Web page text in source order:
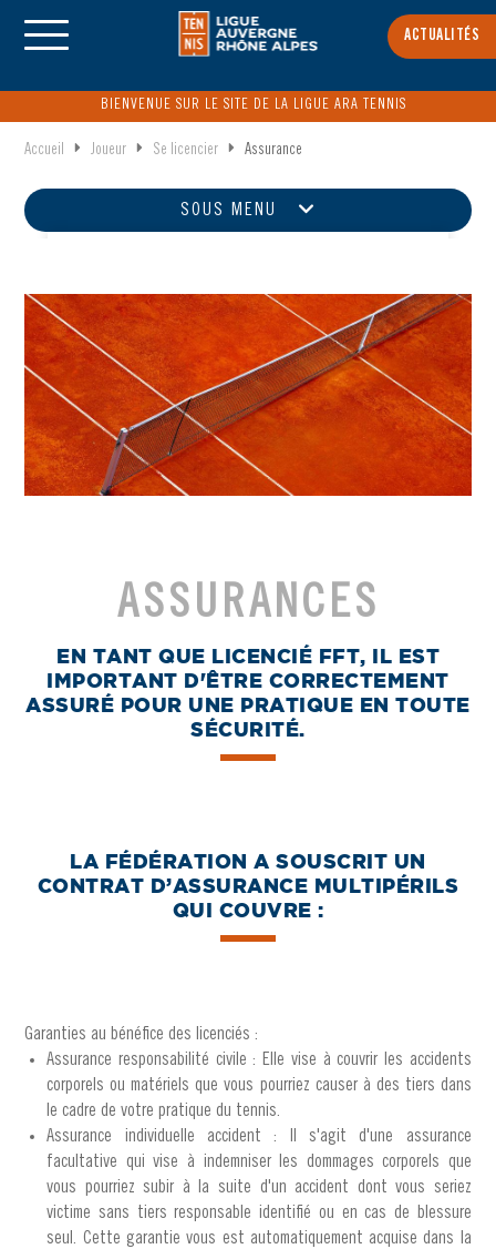
ACTUALITÉS
BIENVENUE SUR LE SITE DE LA LIGUE ARA TENNIS
Accueil Joueur Se licencier Assurance
SOUS MENU
Les licences Assurance Certificat médical
TENNIS
CENTRE FÉDÉRAL ET RÉGIONAL D'ENTRAINEMENT
PADEL
BEACH TENNIS
PICKLEBALL
Trophées des actions solidaires Tennis santé
TROUVER UN CLUB (TENUP)
OFFRE GROUPAMA
OFFRE BNP PARIBAS
ASSURANCES
EN TANT QUE LICENCIÉ FFT, IL EST
IMPORTANT D'ÊTRE CORRECTEMENT
ASSURÉ POUR UNE PRATIQUE EN TOUTE
SÉCURITÉ.​
LA FÉDÉRATION A SOUSCRIT UN
CONTRAT D’ASSURANCE MULTIPÉRILS
QUI COUVRE :​
Garanties au bénéfice des licenciés :
Assurance responsabilité civile : Elle vise à couvrir les accidents
corporels ou matériels que vous pourriez causer à des tiers dans
le cadre de votre pratique du tennis.
Assurance individuelle accident : Il s'agit d'une assurance
facultative qui vise à indemniser les dommages corporels que
vous pourriez subir à la suite d'un accident dont vous seriez
victime sans tiers responsable identifié ou en cas de blessure
seul. Cette garantie vous est automatiquement acquise dans la